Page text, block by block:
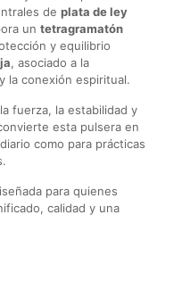
de plata de ley
un tetragramatón
y equilibrio
, asociado a la
la conexión espiritual.
fuerza, la estabilidad y
esta pulsera en
como para prácticas
para quienes
calidad y una